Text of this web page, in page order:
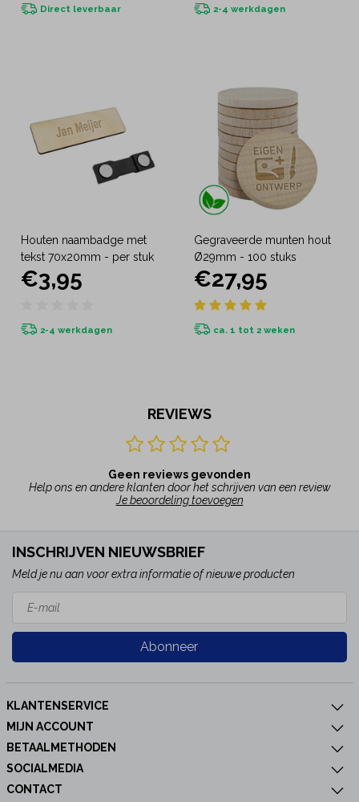
Direct leverbaar 2-4 werkdagen
Houten naambadge met
tekst 70x20mm - per stuk
€3,95
2-4 werkdagen
Gegraveerde munten hout
Ø29mm - 100 stuks
€27,95
ca. 1 tot 2 weken
REVIEWS
Geen reviews gevonden
Help ons en andere klanten door het schrijven van een review
Je beoordeling toevoegen
INSCHRIJVEN NIEUWSBRIEF
Meld je nu aan voor extra informatie of nieuwe producten
Abonneer
KLANTENSERVICE
MIJN ACCOUNT
BETAALMETHODEN
SOCIALMEDIA
CONTACT